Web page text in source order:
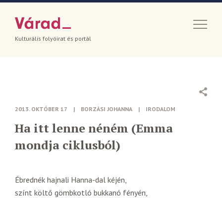
Kulturális folyóirat és portál
2013. OKTÓBER 17 | BORZÁSI JOHANNA | IRODALOM
Ha itt lenne néném (Emma
mondja ciklusból)
Ébrednék hajnali Hanna-dal kéjén,
színt költő gömbkotló bukkanó fényén,